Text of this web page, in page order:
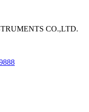
CO.,LTD.